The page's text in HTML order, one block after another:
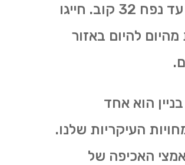
פסולת עד נפח 32 קוב. חייגו
מהיום להיום באזור
הוא אחד
העיקריות שלנו.
האכיפה של